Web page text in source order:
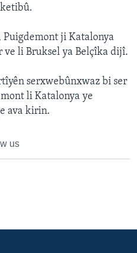
ji Katalonya
li Bruksel ya Belçîka dijî.
serxwebûnxwaz bi ser
li Katalonya ye
ava kirin.
us